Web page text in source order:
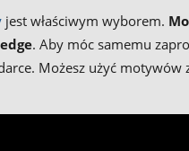
jest właściwym wyborem.
. Aby móc samemu
Możesz użyć